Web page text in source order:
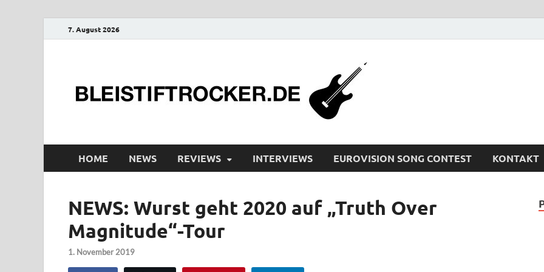
7. August 2026
HOME NEWS REVIEWS INTERVIEWS EUROVISION SONG CONTEST KONTAKT
NEWS: Wurst geht 2020 auf „Truth Over
Magnitude“-Tour
1. November 2019